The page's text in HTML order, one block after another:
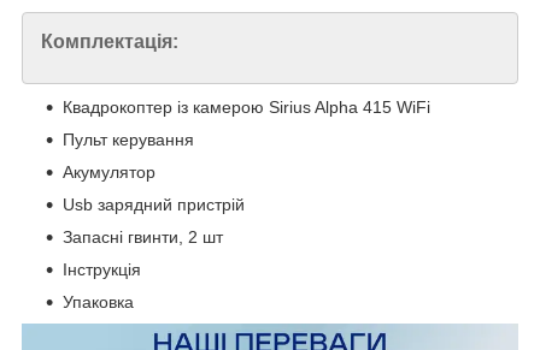
Комплектація:
Квадрокоптер із камерою Sirius Alpha 415 WiFi
Пульт керування
Акумулятор
Usb зарядний пристрій
Запасні гвинти, 2 шт
Інструкція
Упаковка